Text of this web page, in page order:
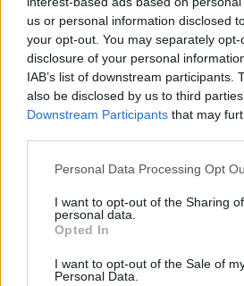
us or personal information disclosed
your opt-out. You may separately
disclosure of your personal
IAB’s list of downstream participants.
also be disclosed by us to third
Downstream Participants that may
Personal Data Processing Opt
I want to opt-out of the Sharing
personal data.
Opted In
I want to opt-out of the Sale of
Personal Data.
23:11
Ισπανία: Η Μαδρίτη επαναφέρει
συνοριακούς ελέγχους για όσους
Ιταλία
επιτέθηκε με μαχαίρι και
Σητεία: Φωτιά στα Αχλάδια,
- Βίντεο
22:39